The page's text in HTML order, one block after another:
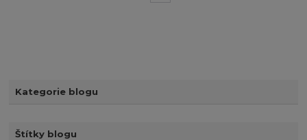
Kategorie blogu
Štítky blogu